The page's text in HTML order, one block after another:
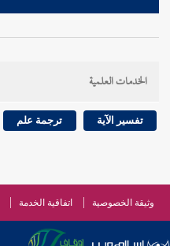
الخدمات العلمية
تفسير الآية ترجمة علم
وثيقة الخصوصية اتفاقية الخدمة